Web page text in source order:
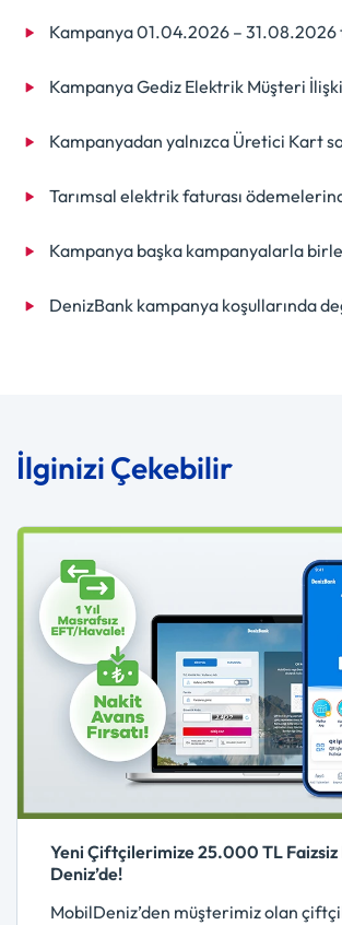
Kampanya 01.04.2026 –
Kampanya Gediz Elektrik Müşteri
Kampanyadan yalnızca Üretici Kart
Tarımsal elektrik faturası
Kampanya başka kampanyalarla
DenizBank kampanya koşullarında
İlginizi Çekebilir
Yeni Çiftçilerimize 25.000 TL
Deniz’de!
MobilDeniz’den müşterimiz olan